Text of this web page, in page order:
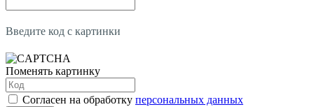
Введите код с картинки
Поменять картинку
Согласен на обработку персональных данных